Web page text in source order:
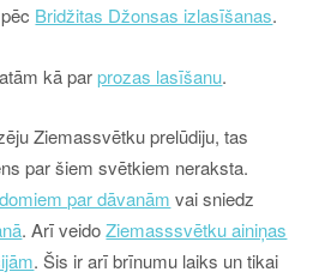
Bridžitas Džonsas izlasīšanas.
kā parprozas lasīšanu.
Ziemassvētku prelūdiju, tas
par šiem svētkiem neraksta.
par dāvanām vai sniedz
. Arī veidoZiemasssvētku ainiņas
. Šis ir arī brīnumu laiks un tikai